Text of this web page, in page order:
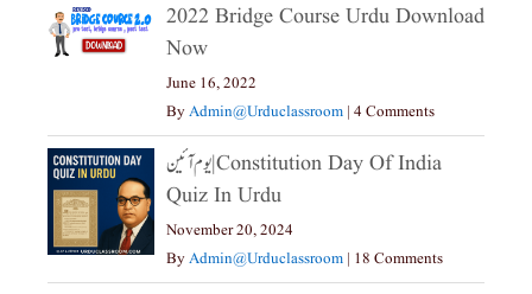
2022 Bridge Course Urdu Download
Now
June 16, 2022
ByAdmin@urduclassroom | 4 Comments
یوم آئین|constitution Day Of India
Quiz In Urdu
November 20, 2024
ByAdmin@urduclassroom | 18 Comments